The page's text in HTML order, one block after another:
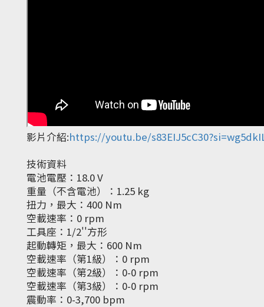
影片介紹:https://youtu.be/
技術資料
電池電壓：18.0 V
重量（不含電池）：1.25 kg
扭力，最大：400 Nm
空載速率：0 rpm
工具座：1/2''方形
起動轉矩，最大：600 Nm
空載速率（第1級）：0 rpm
空載速率（第2級）：0-0 rpm
空載速率（第3級）：0-0 rpm
震動率：0-3,700 bpm